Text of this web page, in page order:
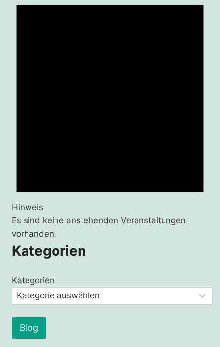
Hinweis
Es sind keine anstehenden Veranstaltungen
vorhanden.
Kategorien
Kategorien
Blog